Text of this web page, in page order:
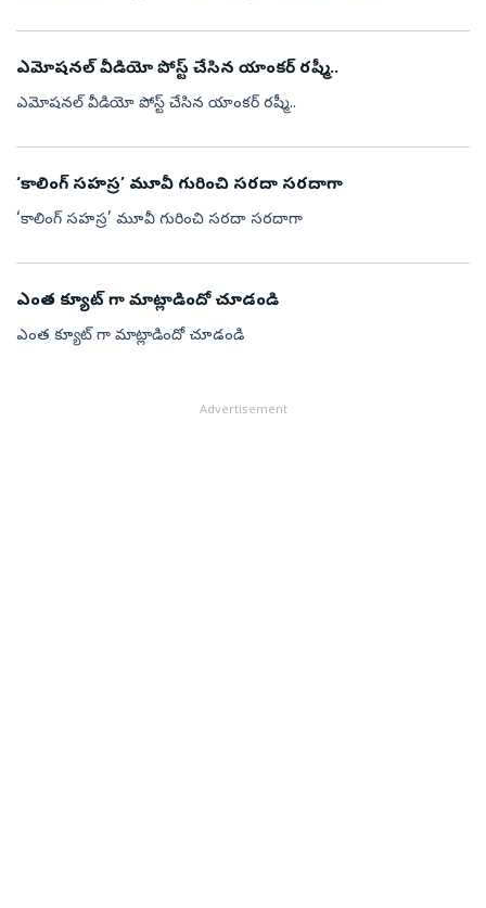
ఎమోషనల్ వీడియో పోస్ట్ చేసిన యాంకర్ రష్మీ..
ఎమోషనల్ వీడియో పోస్ట్ చేసిన యాంకర్ రష్మీ..
‘కాలింగ్‌ సహస్ర’ మూవీ గురించి సరదా సరదాగా
‘కాలింగ్‌ సహస్ర’ మూవీ గురించి సరదా సరదాగా
ఎంత క్యూట్ గా మాట్లాడిందో చూడండి
ఎంత క్యూట్ గా మాట్లాడిందో చూడండి
Advertisement